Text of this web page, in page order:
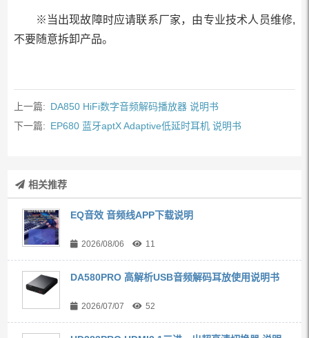
※当出现故障时应请联系厂家，由专业技术人员维修,
不要随意拆卸产品。
上一篇: DA850 HiFi数字音频解码播放器 说明书
下一篇: EP680 蓝牙aptX Adaptive低延时耳机 说明书
相关推荐
EQ音效 音频线APP下载说明
2026/08/06 11
DA580PRO 高解析USB音频解码耳放使用说明书
2026/07/07 52